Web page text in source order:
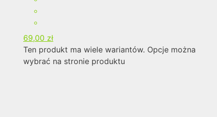
69,00 zł
Ten produkt ma wiele wariantów. Opcje można
wybrać na stronie produktu